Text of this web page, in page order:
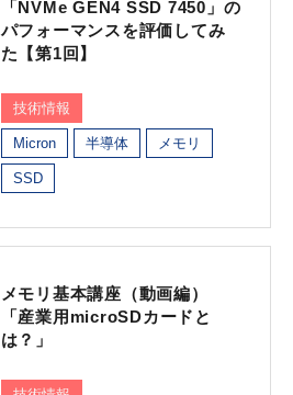
「NVMe GEN4 SSD 7450」の
パフォーマンスを評価してみ
た【第1回】
技術情報
Micron 半導体 メモリ
SSD
メモリ基本講座（動画編）
「産業用microSDカードと
は？」